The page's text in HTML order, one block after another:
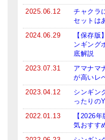
チベット高僧のオラクルカード
ベル＆ドルジェ
シンギングボウル入門本・CD
神々とつながるジュエリー
2025.06.12
チャクラ
セットは
2024.06.29
【保存
ンギング
底解説
2023.07.31
アマナマ
が高いレ
2023.04.12
シンギン
ったりの
2022.01.13
【2026
気おすす